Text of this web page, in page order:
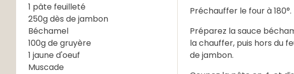
1 pâte feuilleté
250g dès de jambon
Béchamel
100g de gruyère
1 jaune d'oeuf
Muscade
Préchauffer le four à 180°.
Préparez la sauce
la chauffer, puis hors du
de jambon.